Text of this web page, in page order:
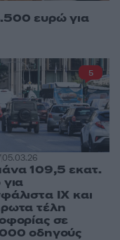
ευρώ για
05.03.26
109,5 εκατ.
ΙΧ και
τέλη
σε
οδηγούς
5